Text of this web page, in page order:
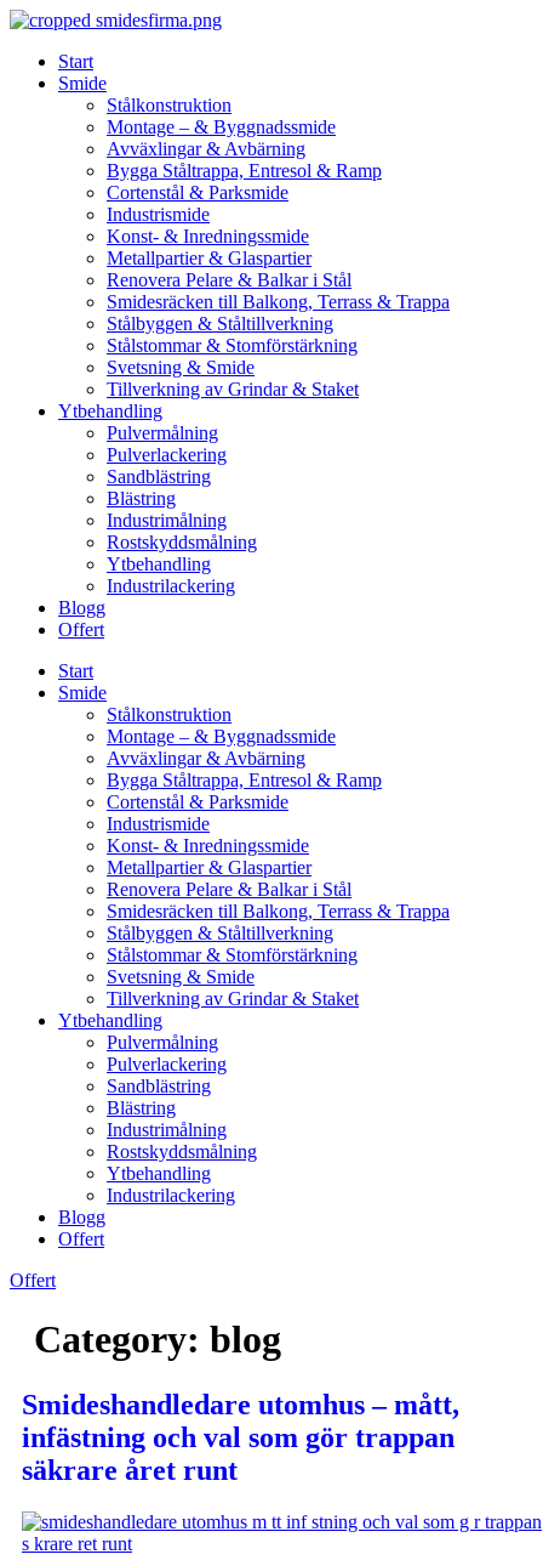
Skip
contentStart
Smide
Stålkonstruktion
Montage – & Byggnadssmide
Avväxlingar & Avbärning
Bygga Ståltrappa, Entresol & Ramp
Cortenstål & Parksmide
Industrismide
Konst- & Inredningssmide
Metallpartier & Glaspartier
Renovera Pelare & Balkar i Stål
Smidesräcken till Balkong, Terrass & Trappa
Stålbyggen & Ståltillverkning
Stålstommar & Stomförstärkning
Svetsning & Smide
Tillverkning av Grindar & Staket
Ytbehandling
Pulvermålning
Pulverlackering
Sandblästring
Blästring
Industrimålning
Rostskyddsmålning
Ytbehandling
Industrilackering
Blogg
Offert
Start
Smide
Stålkonstruktion
Montage – & Byggnadssmide
Avväxlingar & Avbärning
Bygga Ståltrappa, Entresol & Ramp
Cortenstål & Parksmide
Industrismide
Konst- & Inredningssmide
Metallpartier & Glaspartier
Renovera Pelare & Balkar i Stål
Smidesräcken till Balkong, Terrass & Trappa
Stålbyggen & Ståltillverkning
Stålstommar & Stomförstärkning
Svetsning & Smide
Tillverkning av Grindar & Staket
Ytbehandling
Pulvermålning
Pulverlackering
Sandblästring
Blästring
Industrimålning
Rostskyddsmålning
Ytbehandling
Industrilackering
Blogg
Offert
Offert
Category: blog
Smideshandledare utomhus – mått,
infästning och val som gör trappan
säkrare året runt